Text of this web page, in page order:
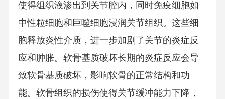
使得组织液渗出到关节腔内，同时免疫细胞如
中性粒细胞和巨噬细胞浸润关节组织。这些细
胞释放炎性介质，进一步加剧了关节的炎症反
应和肿胀。软骨基质破坏长期的炎症反应会导
致软骨基质破坏，影响软骨的正常结构和功
能。软骨组织的损伤使得关节缓冲能力下降，